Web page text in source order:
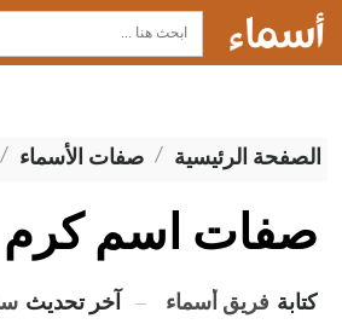
الصفحة الرئيسية صفات الأسماء
صفات اسم كرم
كتابة فريق أسماء آخر تحديث